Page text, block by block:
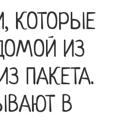
КОТОРЫЕ
ИЗ
ПАКЕТА.
В